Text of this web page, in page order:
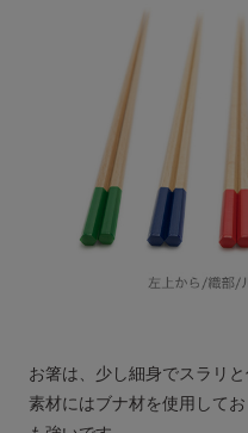
お箸は、少し細身でスラリと
素材にはブナ材を使用して